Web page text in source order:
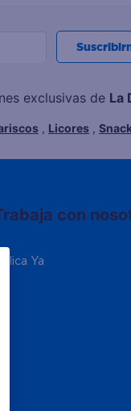
exclusivas de La
, Licores ,
con
Ya